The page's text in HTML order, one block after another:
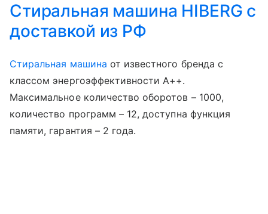
Стиральная машина HIBERG с
доставкой из РФ
Стиральная машина от известного бренда с
классом энергоэффективности А++.
Максимальное количество оборотов – 1000,
количество программ – 12, доступна функция
памяти, гарантия – 2 года.